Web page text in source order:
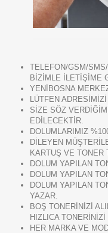
TELEFON/GSM/
BİZİMLE İLETİŞİME
YENİBOSNA
LÜTFEN
SİZE SÖZ
EDİLECEKTİR.
DOLUMLARIMIZ
DİLEYEN
KARTUŞ VE TONER
DOLUM YAPILAN
DOLUM YAPILAN
DOLUM YAPILAN
YAZAR.
BOŞ TONERİNİZİ
HIZLICA TONERİNİZİ
HER MARKA VE